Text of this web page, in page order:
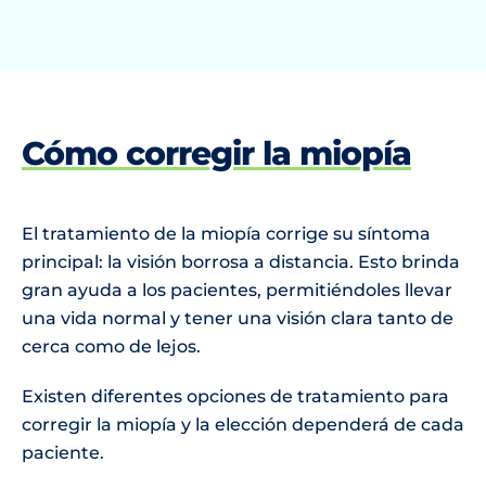
Cómo corregir la miopía
El tratamiento de la miopía corrige su síntoma
principal: la visión borrosa a distancia. Esto brinda
gran ayuda a los pacientes, permitiéndoles llevar
una vida normal y tener una visión clara tanto de
cerca como de lejos.
Existen diferentes opciones de tratamiento para
corregir la miopía y la elección dependerá de cada
paciente.